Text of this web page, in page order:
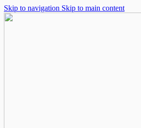
Skip to navigation Skip to main content